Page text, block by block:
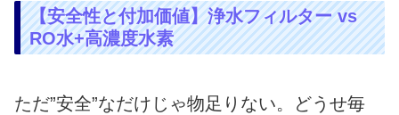
【安全性と付加価値】浄水フィルター vs
RO水+高濃度水素
ただ”安全”なだけじゃ物足りない。どうせ毎